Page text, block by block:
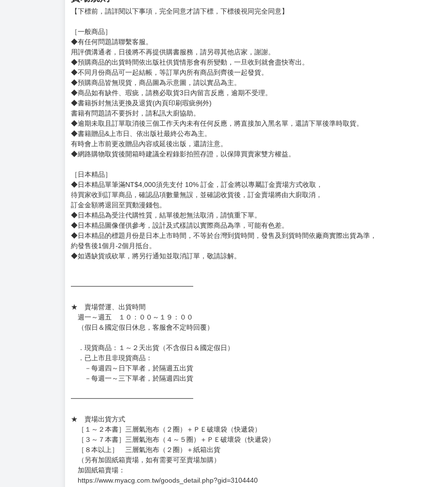
賣場規則
【下標前，請詳閱以下事項，完全同意才請下標，下標後視同完全同意】
［一般商品］
◆有任何問題請聯繫客服。
用評價溝通者，日後將不再提供購書服務，請另尋其他店家，謝謝。
◆不同月份商品可一起結帳，等訂單內所有商品到齊後一起發貨。
◆預購商品皆無現貨，商品圖為示意圖，請以實品為主。
◆商品如有缺件、瑕疵，請務必取貨3日內留言反應，逾期不受理。
◆書籍拆封無法更換及退貨(內頁印刷瑕疵例外)
書籍有問題請不要拆封，請私訊大廚協助。
◆逾期未取且訂單取消後三個工作天內未有任何反應，將直接加入黑名單，還請下單後準時取貨。
◆書籍贈品&上市日、依出版社最終公布為主。
有時會上市前更改贈品內容或延後出版，還請注意。
◆網路購物取貨後開箱時建議全程錄影拍照存證，以保障買賣家雙方權益。
訂金金額將退回至買動漫錢包。
◆日本精品為受注代購性質，結單後恕無法取消，請慎重下單。
◆日本精品圖像僅供參考，設計及式樣請以實際商品為準，可能有色差。
約發售後1個月-2個月抵台。
◆如遇缺貨或砍單，將另行通知並取消訂單，敬請諒解。
週一～週五 １０：００～１９：００
（假日＆國定假日休息，客服會不定時回覆）
．現貨商品：１～２天出貨（不含假日＆國定假日）
．已上市且非現貨商品：
－每週四～日下單者，於隔週五出貨
－每週一～三下單者，於隔週四出貨